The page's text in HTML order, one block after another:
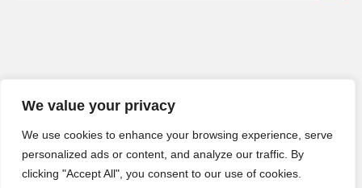
We value your privacy
We use cookies to enhance your browsing experience, serve
personalized ads or content, and analyze our traffic. By
clicking "Accept All", you consent to our use of cookies.